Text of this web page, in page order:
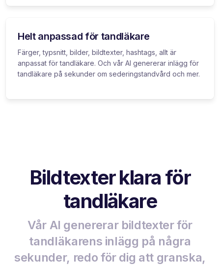
Helt anpassad för tandläkare
Färger, typsnitt, bilder, bildtexter, hashtags, allt är
anpassat för tandläkare. Och vår AI genererar inlägg för
tandläkare på sekunder om sederingstandvård och mer.
Bildtexter klara för
tandläkare
Vår AI genererar bildtexter för
tandläkarens inlägg på några
sekunder, redo för dig att granska,